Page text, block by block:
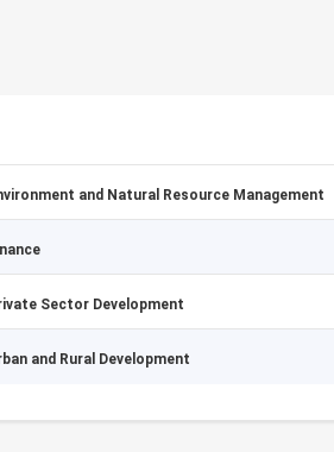
and Natural Resource Management
Sector Development
and Rural Development